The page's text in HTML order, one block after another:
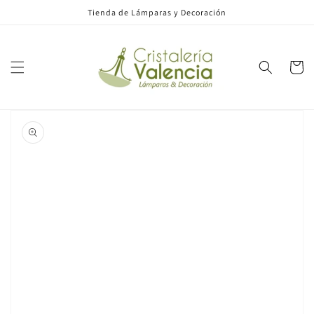
Tienda de Lámparas y Decoración
Carrito
a la
información